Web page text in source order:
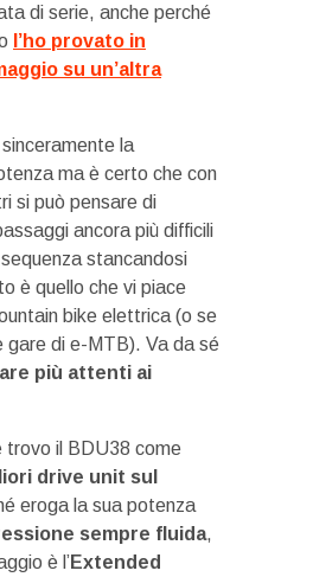
di serie, anche perché
l’ho provato in
su un’altra
la
ma è certo che con
si può pensare di
ancora più difficili
stancandosi
è quello che vi piace
bike elettrica (o se
gare di e-MTB). Va da sé
più attenti ai
trovo il BDU38 come
drive unit sul
eroga la sua potenza
sempre fluida,
è l’Extended